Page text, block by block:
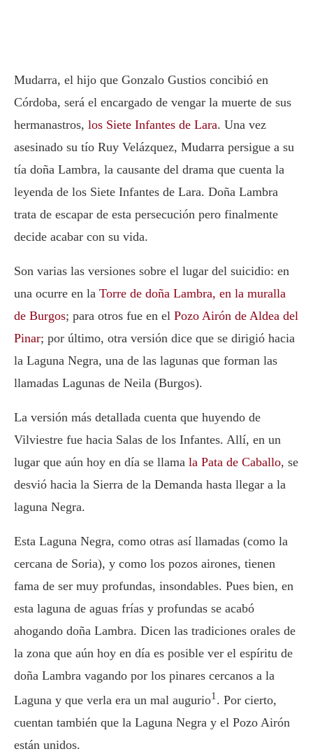
Mudarra, el hijo que Gonzalo Gustios concibió en
Córdoba, será el encargado de vengar la muerte de sus
hermanastros, los Siete Infantes de Lara. Una vez
asesinado su tío Ruy Velázquez, Mudarra persigue a su
tía doña Lambra, la causante del drama que cuenta la
leyenda de los Siete Infantes de Lara. Doña Lambra
trata de escapar de esta persecución pero finalmente
decide acabar con su vida.
Son varias las versiones sobre el lugar del suicidio: en
una ocurre en la Torre de doña Lambra, en la muralla
de Burgos; para otros fue en el Pozo Airón de Aldea del
Pinar; por último, otra versión dice que se dirigió hacia
la Laguna Negra, una de las lagunas que forman las
llamadas Lagunas de Neila (Burgos).
La versión más detallada cuenta que huyendo de
Vilviestre fue hacia Salas de los Infantes. Allí, en un
lugar que aún hoy en día se llama la Pata de Caballo, se
desvió hacia la Sierra de la Demanda hasta llegar a la
laguna Negra.
Esta Laguna Negra, como otras así llamadas (como la
cercana de Soria), y como los pozos airones, tienen
fama de ser muy profundas, insondables. Pues bien, en
esta laguna de aguas frías y profundas se acabó
ahogando doña Lambra. Dicen las tradiciones orales de
la zona que aún hoy en día es posible ver el espíritu de
doña Lambra vagando por los pinares cercanos a la
Laguna y que verla era un mal augurio1 . Por cierto,
cuentan también que la Laguna Negra y el Pozo Airón
están unidos.